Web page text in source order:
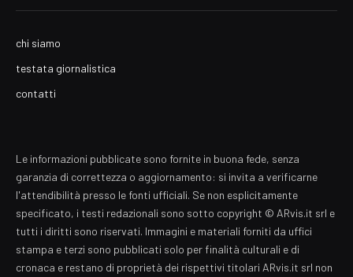
chi siamo
testata giornalistica
contatti
Le informazioni pubblicate sono fornite in buona fede, senza
garanzia di correttezza o aggiornamento: si invita a verificarne
l'attendibilità presso le fonti ufficiali. Se non esplicitamente
specificato, i testi redazionali sono sotto copyright © ARvis.it srl e
tutti i diritti sono riservati. Immagini e materiali forniti da uffici
stampa e terzi sono pubblicati solo per finalità culturali e di
cronaca e restano di proprietà dei rispettivi titolari ARvis.it srl non